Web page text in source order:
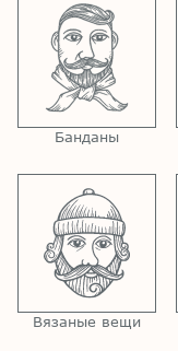
Банданы
Вязаные вещи